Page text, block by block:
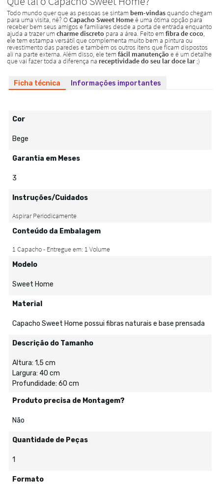
Ficha técnica Informações importantes
Cor
Bege
Garantia em Meses
3
Instruções/Cuidados
Conteúdo da Embalagem
Modelo
Sweet Home
Material
Capacho Sweet Home possui fibras naturais e base prensada
Descrição do Tamanho
Altura: 1,5 cm
Largura: 40 cm
Profundidade: 60 cm
Produto precisa de Montagem?
Não
Quantidade de Peças
1
Formato